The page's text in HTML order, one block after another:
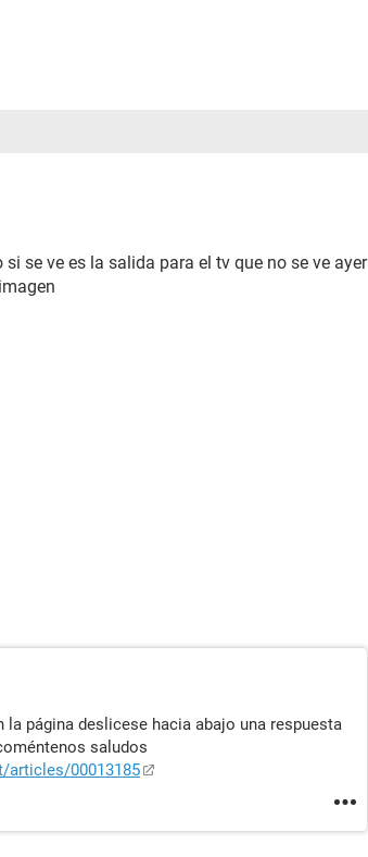
se ve es la salida para el tv que no se ve ayer
la página deslicese hacia abajo una respuesta
saludos
articles/00013185